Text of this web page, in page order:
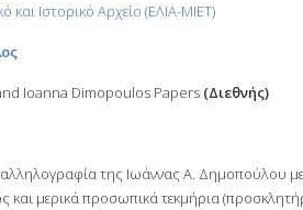
και Ιστορικό Αρχείο (ΕΛΙΑ-ΜΙΕΤ)
Ioanna Dimopoulos Papers (Διεθνής)
αλληλογραφία της Ιωάννας Α. Δημοπούλου
και μερικά προσωπικά τεκμήρια